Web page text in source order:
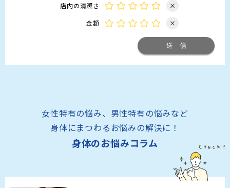
店内の清潔さ
×
金額
×
女性特有の悩み、男性特有の悩みなど
身体にまつわるお悩みの解決に！
身体のお悩みコラム